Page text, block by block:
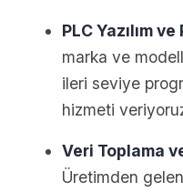
PLC Yazılım
marka ve
ileri seviye
hizmeti
Veri Toplama
Üretimden